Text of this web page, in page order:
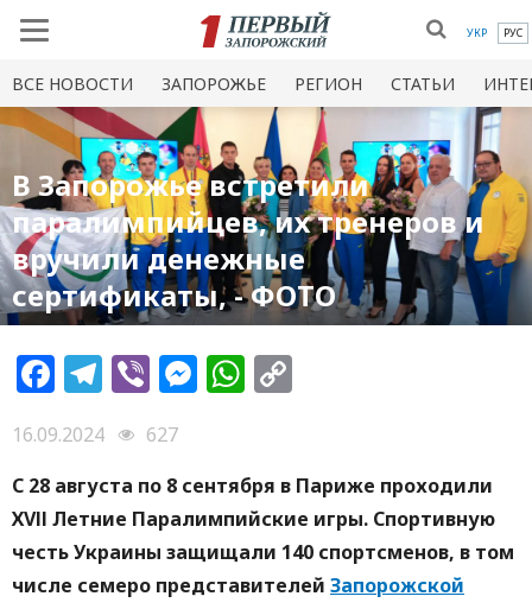
УКР РУС
ВСЕ НОВОСТИ ЗАПОРОЖЬЕ РЕГИОН СТАТЬИ
В Запорожье встретили
паралимпийцев, их тренеров и
вручили денежные
сертификаты, - ФОТО
Facebook
Telegram
ViberMessenger
WhatsApp
16.09.2024
627
С 28 августа по 8 сентября в Париже проходили
ХVІІ Летние Паралимпийские игры. Спортивную
честь Украины защищали 140 спортсменов, в том
числе семеро представителей Запорожской